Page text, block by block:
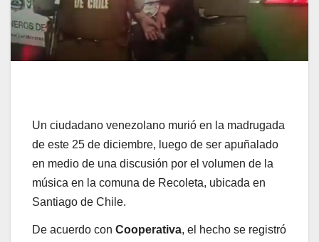
Un ciudadano venezolano murió en la madrugada
de este 25 de diciembre, luego de ser apuñalado
en medio de una discusión por el volumen de la
música en la comuna de Recoleta, ubicada en
Santiago de Chile.
De acuerdo con Cooperativa, el hecho se registró